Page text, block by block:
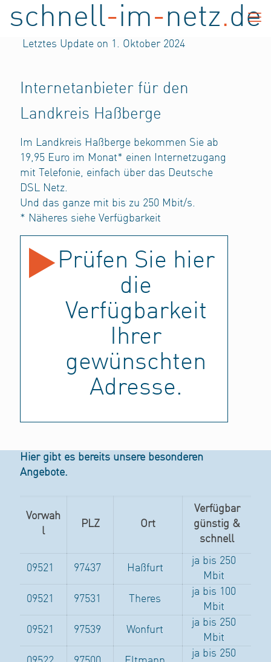
schnell-im-netz.de
Letztes Update on 1. Oktober 2024
Internetanbieter für den
Landkreis Haßberge
Im Landkreis Haßberge bekommen Sie ab
19,95 Euro im Monat* einen Internetzugang
mit Telefonie, einfach über das Deutsche
DSL Netz.
Und das ganze mit bis zu 250 Mbit/s.
* Näheres siehe Verfügbarkeit
Prüfen Sie hier
die
Verfügbarkeit
Ihrer
gewünschten
Adresse.
Hier gibt es bereits unsere besonderen
Angebote.
Vorwah
l
PLZ Ort
Verfügbar
günstig &
schnell
09521 97437 Haßfurt
ja bis 250
Mbit
09521 97531 Theres
ja bis 100
Mbit
09521 97539 Wonfurt
ja bis 250
Mbit
ja bis 250